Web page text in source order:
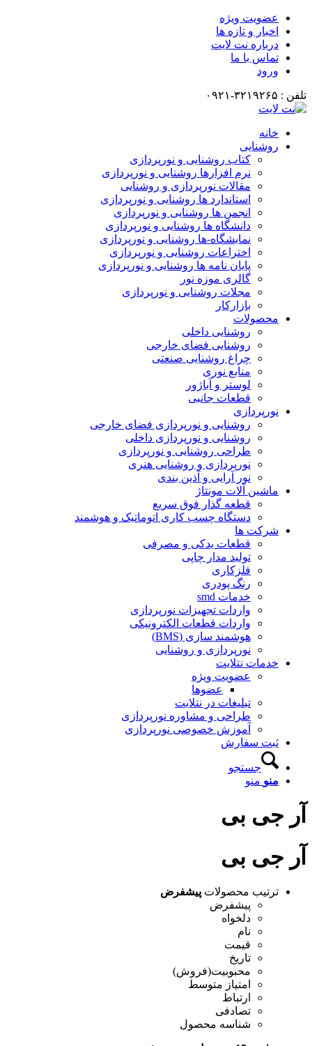
عضویت ویژه
اخبار و تازه ها
درباره نت لایت
تماس با ما
ورود
تلفن : ۳۲۱۹۲۶۵-۰۹۲۱
خانه
روشنایی
کتاب روشنایی و نورپردازی
نرم افزارها روشنایی و نورپردازی
مقالات نورپردازی و روشنایی
استاندارد ها روشنایی و نورپردازی
انجمن ها روشنایی و نورپردازی
دانشگاه ها روشنایی و نورپردازی
نمایشگاه-ها روشنایی و نورپردازی
اختراعات روشنایی و نورپردازی
پایان نامه ها روشنایی و نورپردازی
گالری موزه نور
مجلات روشنایی و نورپردازی
بازارکار
محصولات
روشنایی داخلی
روشنایی فضای خارجی
چراغ روشنایی صنعتی
منابع نوری
لوستر و آباژور
قطعات جانبی
نورپردازی
روشنایی و نورپردازی فضای خارجی
روشنایی و نورپردازی داخلی
طراحی روشنایی و نورپردازی
نورپردازی و روشنایی هنری
نور آرایی و آذین بندی
ماشین آلات مونتاژ
قطعه گذار فوق سریع
دستگاه چسب کاری اتوماتیک و هوشمند
شرکت ها
قطعات یدکی و مصرفی
تولید مدار چاپی
فلزکاری
رنگ پودری
خدمات smd
واردات تجهیزات نورپردازی
واردات قطعات الکترونیکی
هوشمند سازی (BMS)
نورپردازی و روشنایی
خدمات نتلایت
عضویت ویژه
عضوها
تبلیغات در نتلایت
طراحی و مشاوره نورپردازی
آموزش خصوصی نورپردازی
ثبت سفارش
جستجو
منو منو
آر جی بی
آر جی بی
ترتیب محصولات پیشفرض
پیشفرض
دلخواه
نام
قیمت
تاریخ
محبوبیت(فروش)
امتیاز متوسط
ارتباط
تصادفی
شناسه محصول